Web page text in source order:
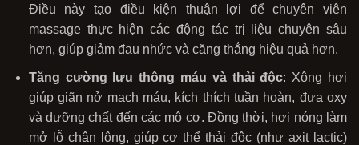
Điều này tạo điều kiện thuận lợi để chuyên viên
massage thực hiện các động tác trị liệu chuyên sâu
hơn, giúp giảm đau nhức và căng thẳng hiệu quả hơn.
Tăng cường lưu thông máu và thải độc: Xông hơi
giúp giãn nở mạch máu, kích thích tuần hoàn, đưa oxy
và dưỡng chất đến các mô cơ. Đồng thời, hơi nóng làm
mở lỗ chân lông, giúp cơ thể thải độc (như axit lactic)